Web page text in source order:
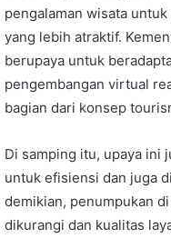
pengalaman wisata
yang lebih atraktif.
berupaya untuk
pengembangan virtual
bagian dari konsep
Di samping itu, upaya ini
untuk efisiensi dan juga
demikian, penumpukan
dikurangi dan kualitas